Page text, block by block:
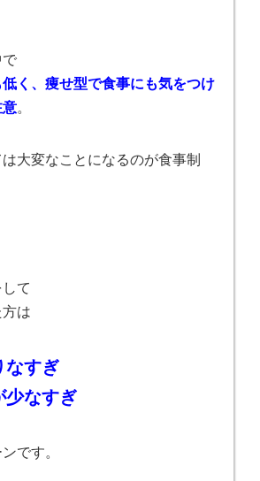
く、痩せ型で食事にも気をつけ
。
大変なことになるのが食事制
て
は
すぎ
なすぎ
です。